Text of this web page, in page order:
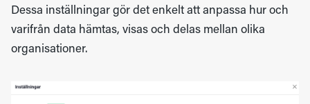
Dessa inställningar gör det enkelt att anpassa hur och
varifrån data hämtas, visas och delas mellan olika
organisationer.